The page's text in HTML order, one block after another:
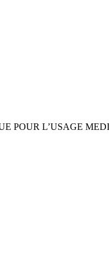
POUR L’USAGE